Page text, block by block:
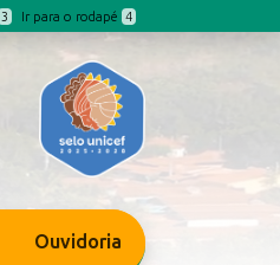
3 Ir para o rodapé 4
Ouvidoria